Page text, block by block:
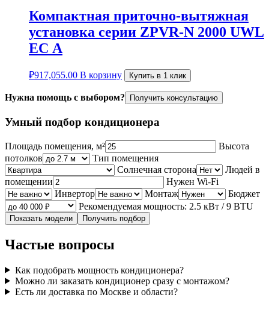
Компактная приточно-вытяжная
установка серии ZPVR-N 2000 UWL
ЕС A
₽917,055.00 В корзину Купить в 1 клик
Нужна помощь с выбором? Получить консультацию
Умный подбор кондиционера
Площадь помещения, м²
Высота
потолков
Тип помещения
Солнечная сторона
Людей в
помещении
Нужен Wi‑Fi
Инвертор
Монтаж
Бюджет
Рекомендуемая мощность: 2.5 кВт / 9 BTU
Показать модели Получить подбор
Частые вопросы
Как подобрать мощность кондиционера?
Можно ли заказать кондиционер сразу с монтажом?
Есть ли доставка по Москве и области?